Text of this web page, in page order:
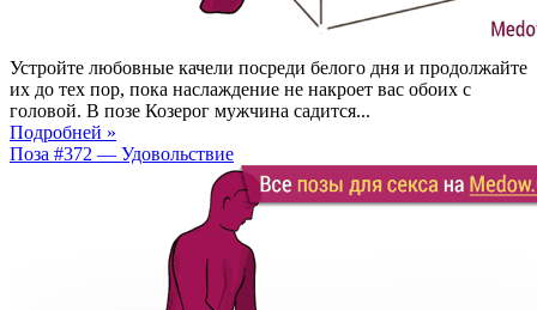
Устройте любовные качели посреди белого дня и продолжайте
их до тех пор, пока наслаждение не накроет вас обоих с
головой. В позе Козерог мужчина садится...
Подробней »
Поза #372 — Удовольствие